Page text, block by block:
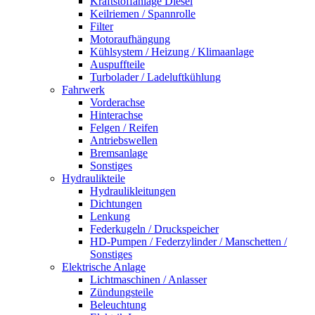
Keilriemen / Spannrolle
Filter
Motoraufhängung
Kühlsystem / Heizung / Klimaanlage
Auspuffteile
Turbolader / Ladeluftkühlung
Fahrwerk
Vorderachse
Hinterachse
Felgen / Reifen
Antriebswellen
Bremsanlage
Sonstiges
Hydraulikteile
Hydraulikleitungen
Dichtungen
Lenkung
Federkugeln / Druckspeicher
HD-Pumpen / Federzylinder / Manschetten /
Sonstiges
Elektrische Anlage
Lichtmaschinen / Anlasser
Zündungsteile
Beleuchtung